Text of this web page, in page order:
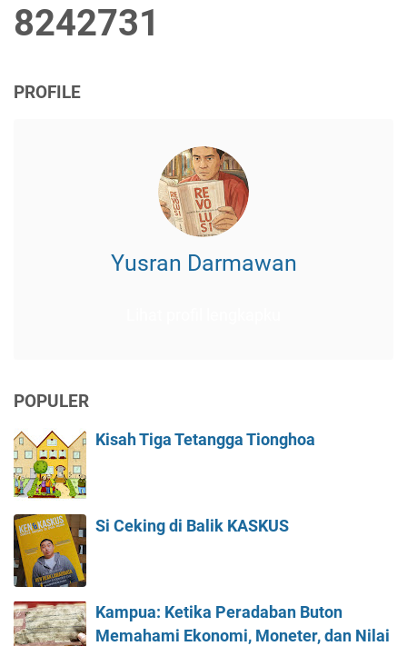
8242731
PROFILE
Yusran Darmawan
POPULER
Kisah Tiga Tetangga Tionghoa
Si Ceking di Balik KASKUS
Kampua: Ketika Peradaban Buton
Memahami Ekonomi, Moneter, dan Nilai